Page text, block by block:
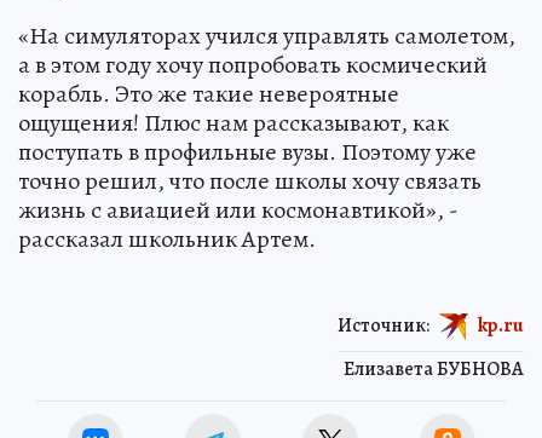
«На симуляторах учился управлять самолетом,
а в этом году хочу попробовать космический
корабль. Это же такие невероятные
ощущения! Плюс нам рассказывают, как
поступать в профильные вузы. Поэтому уже
точно решил, что после школы хочу связать
жизнь с авиацией или космонавтикой», -
рассказал школьник Артем.
Елизавета БУБНОВА
Источник: kp.ru